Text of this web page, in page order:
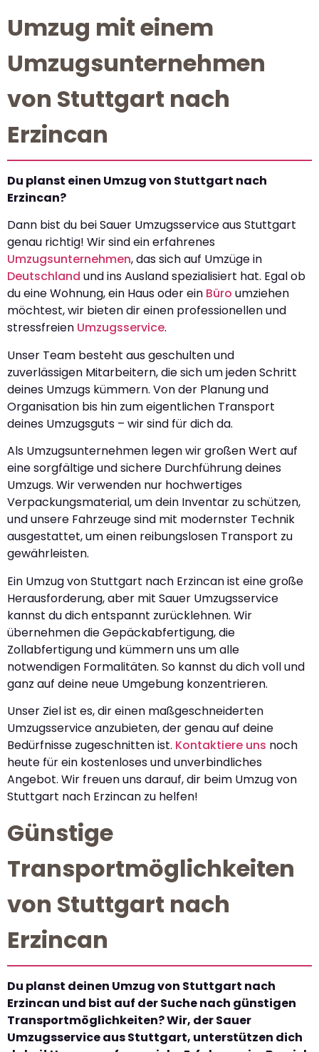
Umzug mit einem
Umzugsunternehmen
von Stuttgart nach
Erzincan
Du planst einen Umzug von Stuttgart nach
Erzincan?
Dann bist du bei Sauer Umzugsservice aus Stuttgart
genau richtig! Wir sind ein erfahrenes
Umzugsunternehmen, das sich auf Umzüge in
Deutschland und ins Ausland spezialisiert hat. Egal ob
du eine Wohnung, ein Haus oder ein Büro umziehen
möchtest, wir bieten dir einen professionellen und
stressfreien Umzugsservice.
Unser Team besteht aus geschulten und
zuverlässigen Mitarbeitern, die sich um jeden Schritt
deines Umzugs kümmern. Von der Planung und
Organisation bis hin zum eigentlichen Transport
deines Umzugsguts – wir sind für dich da.
Als Umzugsunternehmen legen wir großen Wert auf
eine sorgfältige und sichere Durchführung deines
Umzugs. Wir verwenden nur hochwertiges
Verpackungsmaterial, um dein Inventar zu schützen,
und unsere Fahrzeuge sind mit modernster Technik
ausgestattet, um einen reibungslosen Transport zu
gewährleisten.
Ein Umzug von Stuttgart nach Erzincan ist eine große
Herausforderung, aber mit Sauer Umzugsservice
kannst du dich entspannt zurücklehnen. Wir
übernehmen die Gepäckabfertigung, die
Zollabfertigung und kümmern uns um alle
notwendigen Formalitäten. So kannst du dich voll und
ganz auf deine neue Umgebung konzentrieren.
Unser Ziel ist es, dir einen maßgeschneiderten
Umzugsservice anzubieten, der genau auf deine
Bedürfnisse zugeschnitten ist. Kontaktiere uns noch
heute für ein kostenloses und unverbindliches
Angebot. Wir freuen uns darauf, dir beim Umzug von
Stuttgart nach Erzincan zu helfen!
Günstige
Transportmöglichkeiten
von Stuttgart nach
Erzincan
Du planst deinen Umzug von Stuttgart nach
Erzincan und bist auf der Suche nach günstigen
Transportmöglichkeiten? Wir, der Sauer
Umzugsservice aus Stuttgart, unterstützen dich